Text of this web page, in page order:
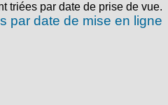
triées par date de prise de vue.
par date de mise en ligne